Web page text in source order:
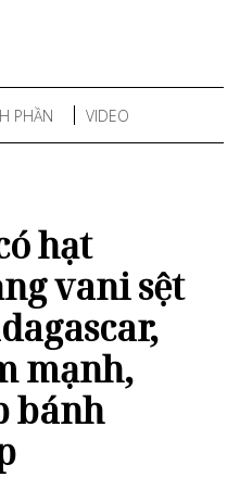
PHẦN VIDEO
hạt
vani sệt
mạnh,
bánh